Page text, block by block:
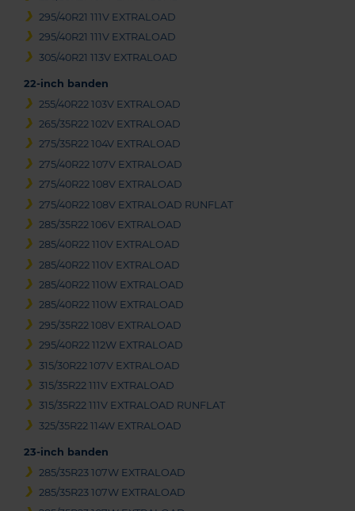
295/40R21 111V EXTRALOAD
295/40R21 111V EXTRALOAD
305/40R21 113V EXTRALOAD
22-inch banden
255/40R22 103V EXTRALOAD
265/35R22 102V EXTRALOAD
275/35R22 104V EXTRALOAD
275/40R22 107V EXTRALOAD
275/40R22 108V EXTRALOAD
275/40R22 108V EXTRALOAD RUNFLAT
285/35R22 106V EXTRALOAD
285/40R22 110V EXTRALOAD
285/40R22 110V EXTRALOAD
285/40R22 110W EXTRALOAD
285/40R22 110W EXTRALOAD
295/35R22 108V EXTRALOAD
295/40R22 112W EXTRALOAD
315/30R22 107V EXTRALOAD
315/35R22 111V EXTRALOAD
315/35R22 111V EXTRALOAD RUNFLAT
325/35R22 114W EXTRALOAD
23-inch banden
285/35R23 107W EXTRALOAD
285/35R23 107W EXTRALOAD